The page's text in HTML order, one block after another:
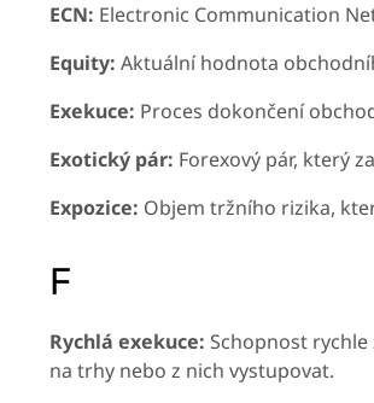
ECN: Electronic Communication
Equity: Aktuální hodnota
Exekuce: Proces dokončení
Exotický pár: Forexový pár, který
Expozice: Objem tržního rizika,
F
Rychlá exekuce: Schopnost
na trhy nebo z nich vystupovat.